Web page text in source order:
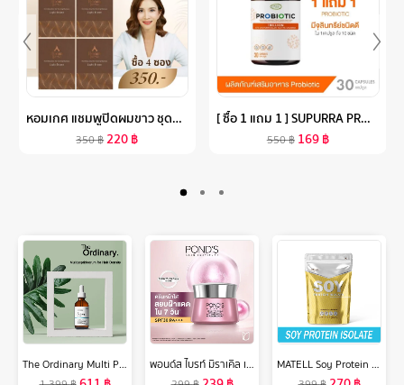
หอมเกศ แชมพูปิดผมขาว ชุดทดลอง4ซอง350บาท ขนาด30ML.
350฿220฿
[ ซื้อ 1 แถม 1 ] SUPURRA PROBIOTICS ผลิตภัณฑ์เสริมอาหาร โพรไบโอติกส์ [ 1 กระปุก 30 แคปซูล ] ตราสุเพอร์ร่า บำรุง
550฿ 169฿
The Ordinary Multi Peptide Serum Hair Density 60ml
พอนด์ส ไบรท์ มิราเคิล เดย์ ครีม spf30 ไนอาซอร์ซินอล 45 ก. ( cream , ครีมบำรุงหน้า , ครีมทาหน้า , มอยเจอร์ไรเซอร์ )
MATELL Soy Protein Isolate Plant Based ถั่วเหลือง ซอย โปรตีน ไอโซเลท (Non Whey เวย์ )